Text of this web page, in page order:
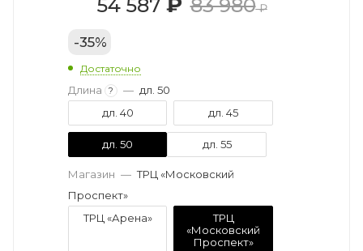
54 587₽ 83 980₽
-35%
Достаточно
Длина ? — дл. 50
дл. 40
дл. 45
дл. 50 дл. 55
Магазин — ТРЦ «Московский
Проспект»
ТРЦ «Арена»
ТРЦ
«Московский
Проспект»